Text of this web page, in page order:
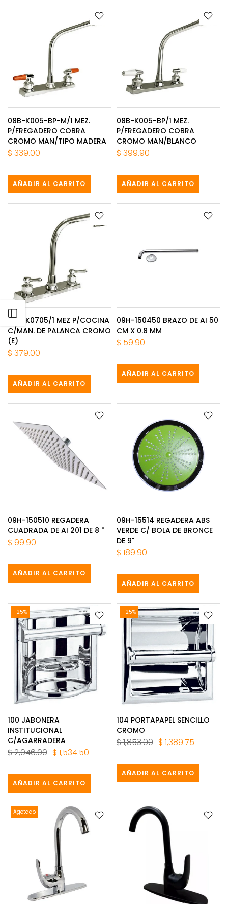
08B-K005-BP-M/1 MEZ.
P/FREGADERO COBRA
CROMO MAN/TIPO MADERA
$ 339.00
AÑADIR AL CARRITO
08B-K005-BP/1 MEZ.
P/FREGADERO COBRA
CROMO MAN/BLANCO
$ 399.90
AÑADIR AL CARRITO
08B-K0705/1 MEZ P/COCINA
C/MAN. DE PALANCA CROMO
(E)
$ 379.00
AÑADIR AL CARRITO
09H-150450 BRAZO DE AI 50
CM X 0.8 MM
$ 59.90
AÑADIR AL CARRITO
09H-150510 REGADERA
CUADRADA DE AI 201 DE 8 "
$ 99.90
AÑADIR AL CARRITO
09H-15514 REGADERA ABS
VERDE C/ BOLA DE BRONCE
DE 9"
$ 189.90
AÑADIR AL CARRITO
-25%
100 JABONERA
INSTITUCIONAL
C/AGARRADERA
$ 2,046.00 $ 1,534.50
AÑADIR AL CARRITO
-25%
104 PORTAPAPEL SENCILLO
CROMO
$ 1,853.00 $ 1,389.75
AÑADIR AL CARRITO
Agotado